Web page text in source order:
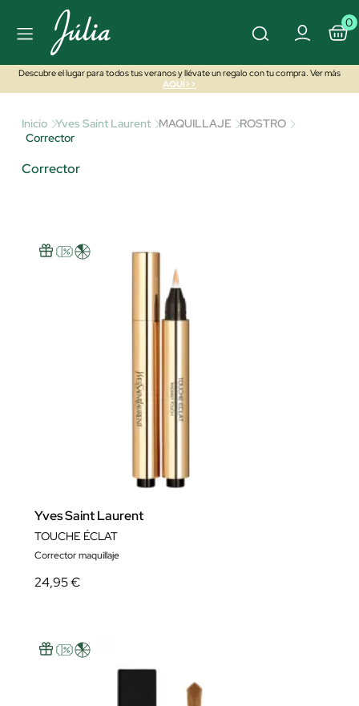
0
Descubre el lugar para todos tus veranos y llévate un regalo con tu compra. Ver más
AQUÍ>>
Inicio Yves Saint Laurent MAQUILLAJE ROSTRO
Corrector
Corrector
Yves Saint Laurent
TOUCHE ÉCLAT
Corrector maquillaje
24,95 €